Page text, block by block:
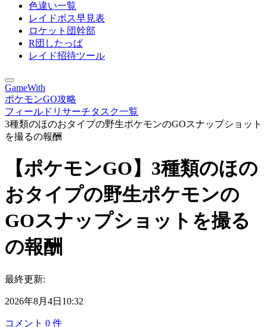
色違い一覧
レイドボス早見表
ロケット団幹部
R団したっぱ
レイド招待ツール
GameWith
ポケモンGO攻略
フィールドリサーチタスク一覧
3種類のほのおタイプの野生ポケモンのGOスナップショット
を撮るの報酬
【ポケモンGO】3種類のほの
おタイプの野生ポケモンの
GOスナップショットを撮る
の報酬
最終更新:
2026年8月4日10:32
コメント 0 件